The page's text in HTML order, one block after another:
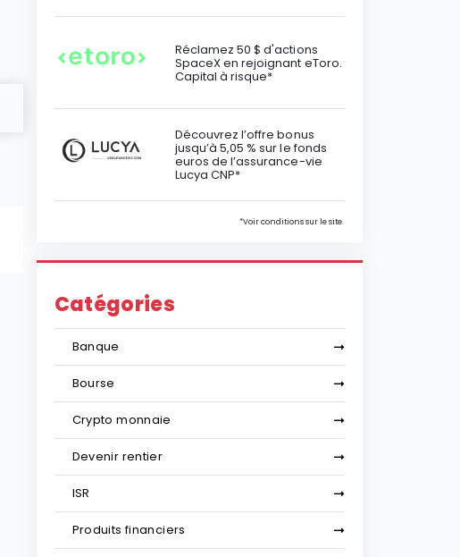
Réclamez 50 $ d'actions
SpaceX en rejoignant eToro.
Capital à risque*
Découvrez l’offre bonus
jusqu’à 5,05 % sur le fonds
euros de l’assurance-vie
Lucya CNP*
*Voir conditions sur le site.
Catégories
Banque
Bourse
Crypto monnaie
Devenir rentier
ISR
Produits financiers